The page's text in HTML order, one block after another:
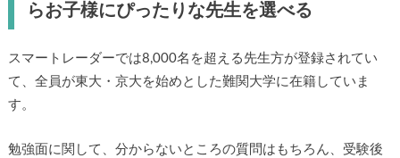
らお子様にぴったりな先生を選べる
スマートレーダーでは8,000名を超える先生方が登録されてい
て、全員が東大・京大を始めとした難関大学に在籍していま
す。
勉強面に関して、分からないところの質問はもちろん、受験後